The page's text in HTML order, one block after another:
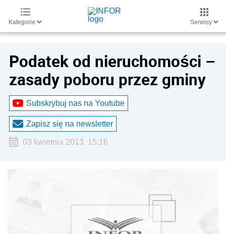
Kategorie Serwisy
Podatek od nieruchomości –
zasady poboru przez gminy
Subskrybuj nas na Youtube
Zapisz się na newsletter
03 kwietnia 2013, 15:16